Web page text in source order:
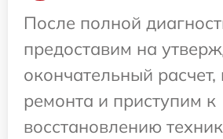
После полной
предоставим на
окончательный расчет,
ремонта и приступим к
восстановлению